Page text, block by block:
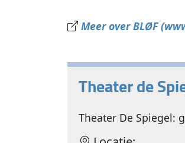
Meer over BLØF
Theater de
Theater De Spiegel: